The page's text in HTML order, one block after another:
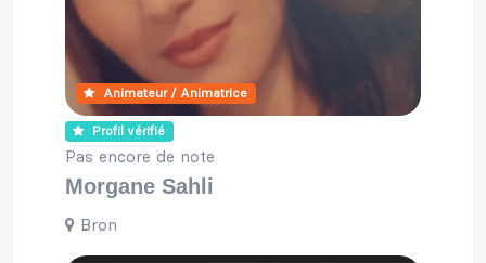
Animateur / Animatrice
Profil vérifié
Pas encore de note
Morgane Sahli
Bron